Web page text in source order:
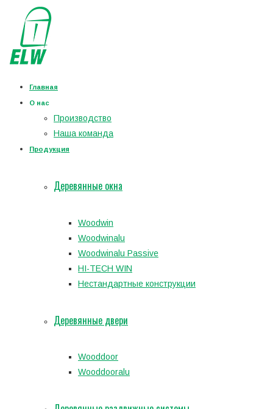
Главная
О нас
Производство
Наша команда
Продукция
Деревянные окна
Woodwin
Woodwinalu
Woodwinalu Passive
HI-TECH WIN
Нестандартные конструкции
Деревянные двери
Wooddoor
Wooddooralu